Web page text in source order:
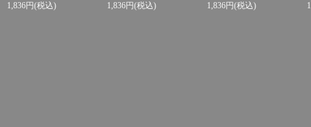
1,836円(税込)
1,836円(税込)
1,836円(税込)